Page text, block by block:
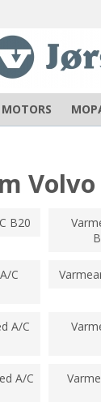
B20
C
A/C
A/C